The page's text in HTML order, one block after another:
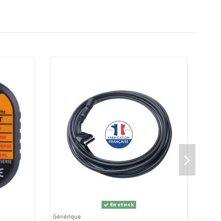
afin qu’il s’harmonise au mieux avec
Générique
En stock